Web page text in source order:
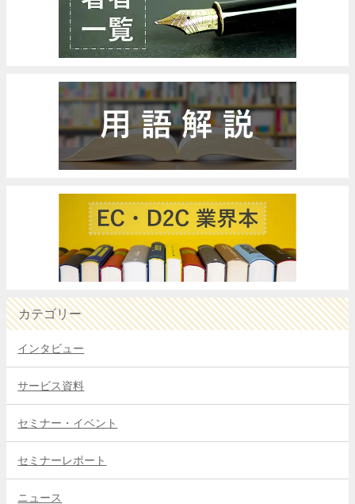
カテゴリー
インタビュー
サービス資料
セミナー・イベント
セミナーレポート
ニュース